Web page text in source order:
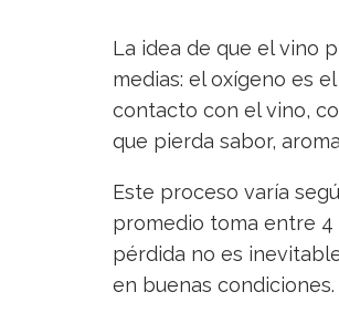
La idea de que el vino
medias: el oxígeno es
contacto con el vino,
que pierda sabor,
Este proceso varía
promedio toma entre 4
pérdida no es
en buenas condiciones.